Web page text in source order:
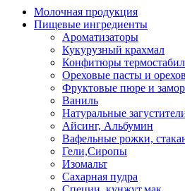
Молочная продукция
Пищевые ингредиенты
Ароматизаторы
Кукурузный крахмал
Конфитюры
Ореховые пасты и
Фруктовые пюре и
Ваниль
Натуральные
Айсинг, Альбумин
Вафельные рожки,
Гели,Сиропы
Изомальт
Сахарная пудра